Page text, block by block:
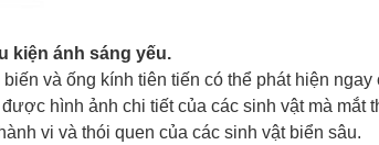
kiện ánh sáng yếu.
và ống kính tiên tiến có thể phát hiện ngay
hình ảnh chi tiết của các sinh vật mà mắt
vi và thói quen của các sinh vật biển sâu.